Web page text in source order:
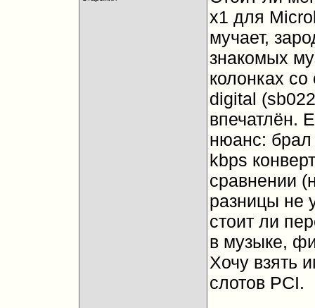
x1 для
мучает,
знакомых
колонках
digital
впечатлён.
нюанс: брал
kbps
сравнении
разницы не
стоит ли
в музыке,
Хочу взять
слотов PCI.